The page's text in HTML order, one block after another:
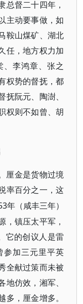
总督二十四年，
主动要事做，如
鞍山煤矿、湖北
任，地方权力加
、李鸿章、张之
权势的督抚，都
抚阮元、陶澍、
权则不如曾、胡
厘金是货物过境
率百分之一，这
年（咸丰三年）
，镇压太平军，
它的创议人是雷
参加三元里平英
全献过策而未被
仿效，湘军、
，厘金增多。